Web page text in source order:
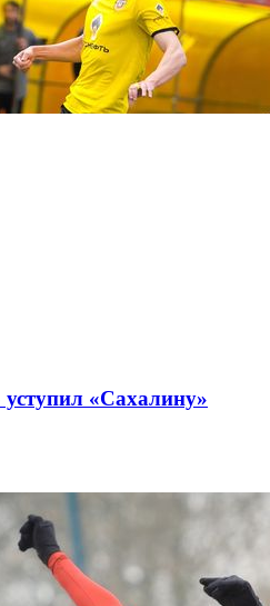
«Сахалину»